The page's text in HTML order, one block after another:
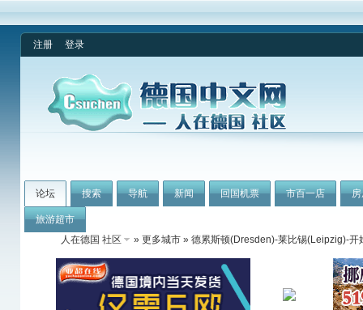
注册 登录
论坛 搜索 导航 新闻 回国机票 市百一店
旅游超市
人在德国 社区
» 更多城市 » 德累斯顿(Dresden)-莱比锡(Leipzig)-开